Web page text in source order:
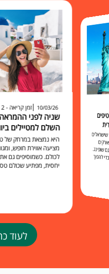
שופינג.
להפוך
10/03/26 זמן קריאה - 2 דקות
שניה לפני
השלם למטיילים
היא נמצאת במרחק של
מציעה אווירת חופש,
לכולם. כשמוסיפים גם
יחסית, מפתיע שכולם
לעוד